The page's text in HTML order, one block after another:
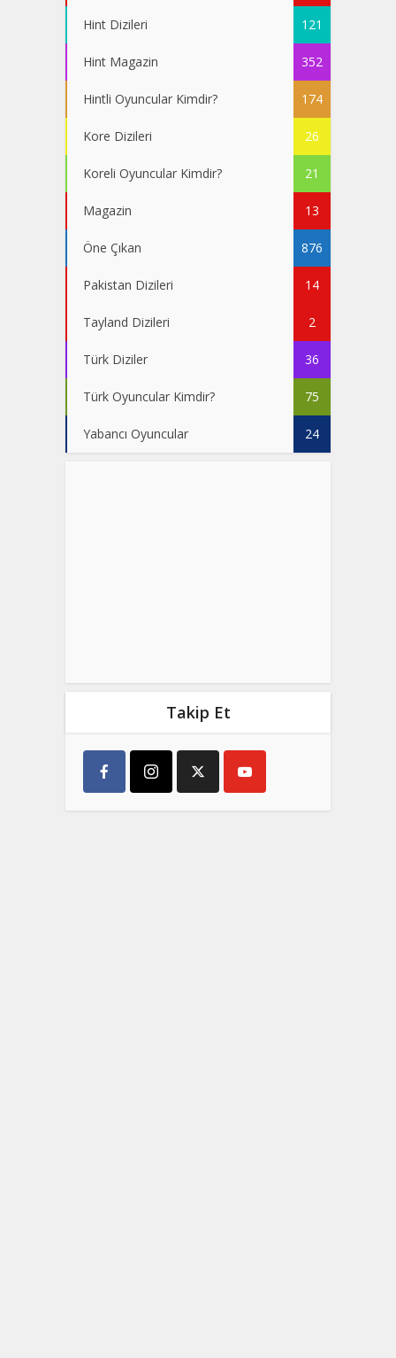
Hint Dizileri 121
Hint Magazin 352
Hintli Oyuncular Kimdir? 174
Kore Dizileri 26
Koreli Oyuncular Kimdir? 21
Magazin 13
Öne Çıkan 876
Pakistan Dizileri 14
Tayland Dizileri 2
Türk Diziler 36
Türk Oyuncular Kimdir? 75
Yabancı Oyuncular 24
Takip Et